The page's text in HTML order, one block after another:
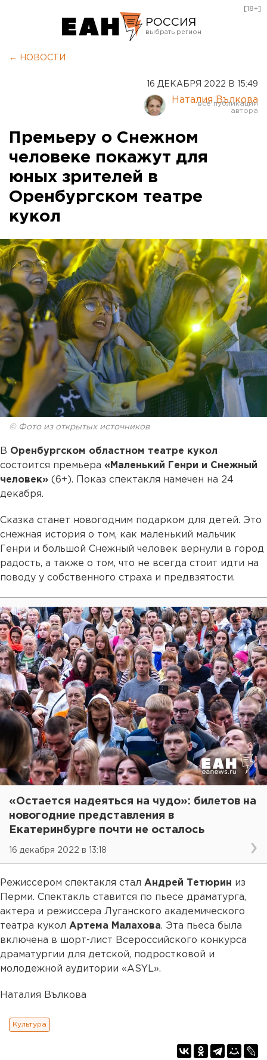
РОССИЯ
Курган
Оренбург
[18+]
← НОВОСТИ
16 ДЕКАБРЯ 2022 В 15:49
Наталия Вълкова
Премьеру о Снежном
человеке покажут для
юных зрителей в
Оренбургском театре
кукол
© Фото из открытых источников
В Оренбургском областном театре кукол
состоится премьера «Маленький Генри и Снежный
человек» (6+). Показ спектакля намечен на 24
декабря.
Сказка станет новогодним подарком для детей. Это
снежная история о том, как маленький мальчик
Генри и большой Cнежный человек вернули в город
радость, а также о том, что не всегда стоит идти на
поводу у собственного страха и предвзятости.
«Остается надеяться на чудо»: билетов на
новогодние представления в
Екатеринбурге почти не осталось
16 декабря 2022 в 13:18
Режиссером спектакля стал Андрей Тетюрин из
Перми. Спектакль ставится по пьесе драматурга,
актера и режиссера Луганского академического
театра кукол Артема Малахова. Эта пьеса была
включена в шорт-лист Всероссийского конкурса
драматургии для детской, подростковой и
молодежной аудитории «ASYL».
Наталия Вълкова
Культура